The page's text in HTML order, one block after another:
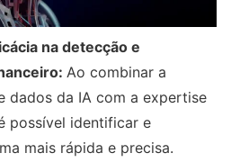
na detecção e
Ao combinar a
dados da IA com a expertise
possível identificar e
mais rápida e precisa.